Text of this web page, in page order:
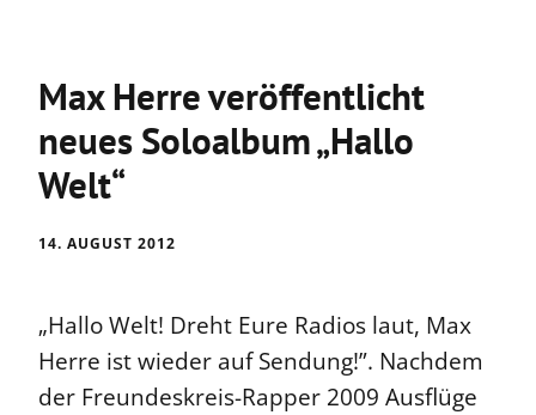
Max Herre veröffentlicht
neues Soloalbum „Hallo
Welt“
14. AUGUST 2012
„Hallo Welt! Dreht Eure Radios laut, Max
Herre ist wieder auf Sendung!”. Nachdem
der Freundeskreis-Rapper 2009 Ausflüge